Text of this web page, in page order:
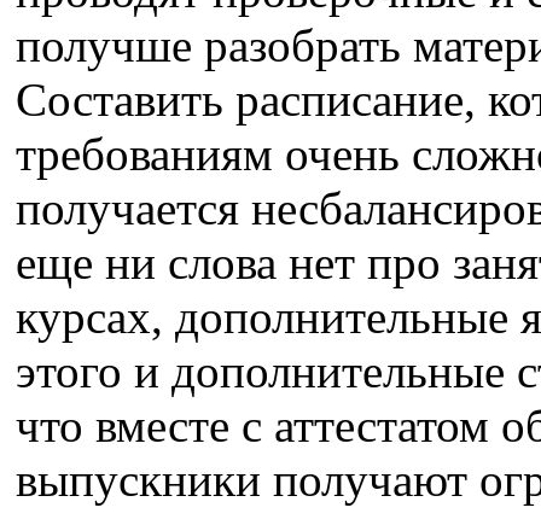
получше разобрать
Составить расписание,
требованиям очень
получается
еще ни слова нет про
курсах, дополнительные
этого и дополнительные
что вместе с аттестатом
выпускники получают